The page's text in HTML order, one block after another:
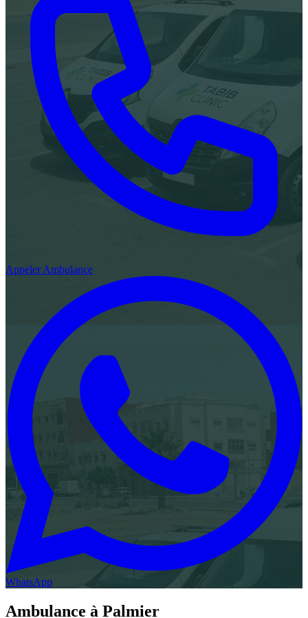
Appeler Ambulance
WhatsApp
Ambulance à Palmier